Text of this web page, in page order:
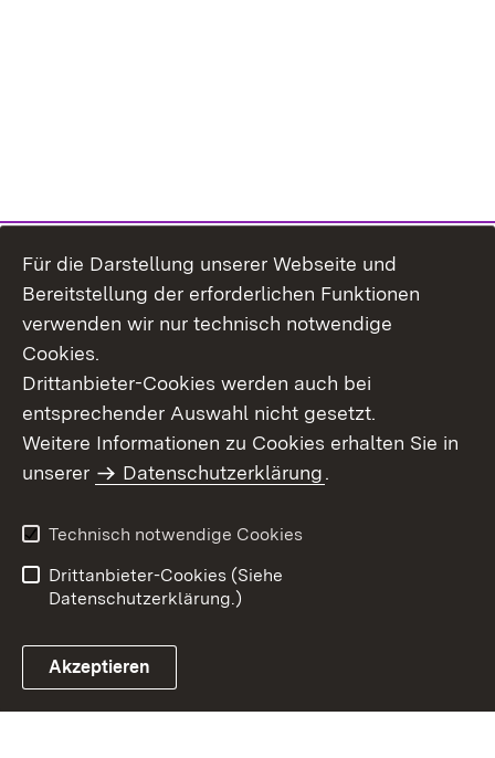
Benutzungshinweise
Erklärung zur
Für die Darstellung unserer Webseite und
Bereitstellung der erforderlichen Funktionen
verwenden wir nur technisch notwendige
Cookies.
Drittanbieter-Cookies werden auch bei
entsprechender Auswahl nicht gesetzt.
Weitere Informationen zu Cookies erhalten Sie in
unserer
Datenschutzerklärung.
Technisch notwendige Cookies
Drittanbieter-Cookies (Siehe
Datenschutzerklärung.)
Akzeptieren